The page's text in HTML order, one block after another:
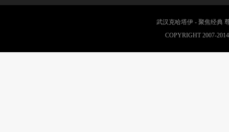
武汉克哈塔伊 - 聚焦经典
COPYRIGHT 2007-